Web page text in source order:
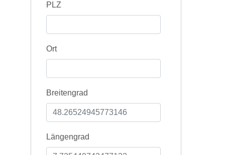
PLZ
Ort
Breitengrad
Längengrad